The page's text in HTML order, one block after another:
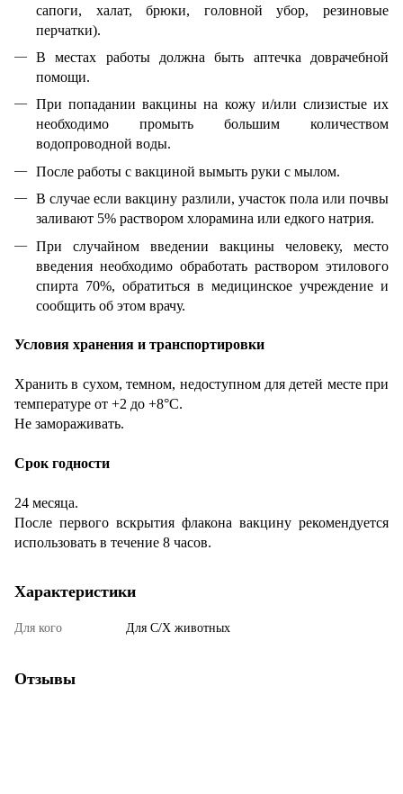
сапоги, халат, брюки, головной убор, резиновые
перчатки).
В местах работы должна быть аптечка доврачебной
помощи.
При попадании вакцины на кожу и/или слизистые их
необходимо промыть большим количеством
водопроводной воды.
После работы с вакциной вымыть руки с мылом.
В случае если вакцину разлили, участок пола или почвы
заливают 5% раствором хлорамина или едкого натрия.
При случайном введении вакцины человеку, место
введения необходимо обработать раствором этилового
спирта 70%, обратиться в медицинское учреждение и
сообщить об этом врачу.
Условия хранения и транспортировки
Хранить в сухом, темном, недоступном для детей месте при
температуре от +2 до +8°C.
Не замораживать.
Срок годности
24 месяца.
После первого вскрытия флакона вакцину рекомендуется
использовать в течение 8 часов.
Характеристики
Для кого Для С/Х животных
Отзывы